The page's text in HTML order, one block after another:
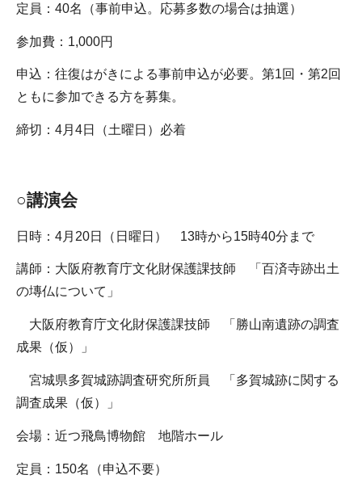
定員：40名（事前申込。応募多数の場合は抽選）
参加費：1,000円
申込：往復はがきによる事前申込が必要。第1回・第2回
ともに参加できる方を募集。
締切：4月4日（土曜日）必着
○講演会
日時：4月20日（日曜日） 13時から15時40分まで
講師：大阪府教育庁文化財保護課技師 「百済寺跡出土
の塼仏について」
大阪府教育庁文化財保護課技師 「勝山南遺跡の調査
成果（仮）」
宮城県多賀城跡調査研究所所員 「多賀城跡に関する
調査成果（仮）」
会場：近つ飛鳥博物館 地階ホール
定員：150名（申込不要）